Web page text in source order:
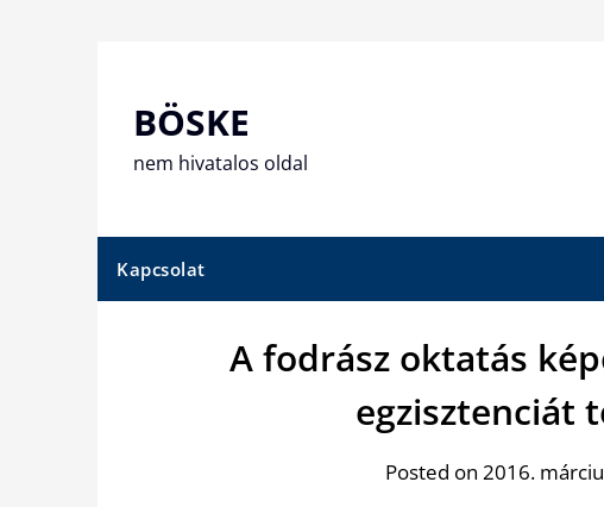
BÖSKE
nem hivatalos oldal
Kapcsolat
A fodrász oktatás
egzisztenciát
Posted on 2016.